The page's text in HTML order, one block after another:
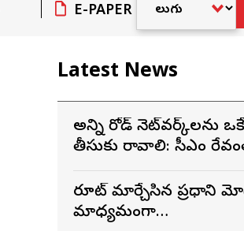
E-PAPER
Latest News
అన్ని రోడ్ నెట్‌వర్క్‌లను
తీసుకు రావాలి: సీఎం
రూట్ మార్చేసిన ప్రధాని
మాధ్యమంగానే…